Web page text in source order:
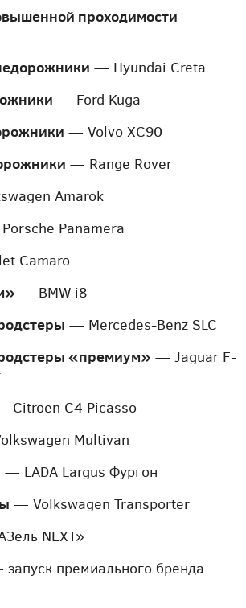
проходимости —
— Hyundai Creta
— Ford Kuga
— Volvo XC90
— Range Rover
Amarok
Panamera
Camaro
— BMW i8
— Mercedes-Benz SLC
«премиум» — Jaguar F-
Citroen C4 Picasso
Multivan
— LADA Largus Фургон
— Volkswagen Transporter
NEXT»
премиального бренда